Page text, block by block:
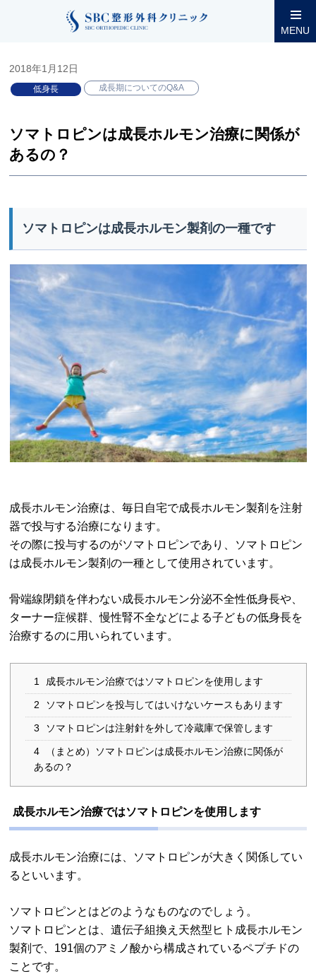
MENU
整形外科コラム 小児低身長 成長期についてのQ&A ソマ
2018年1月12日
低身長 成長期についてのQ&A
ソマトロピンは成長ホルモン治療に関係が
あるの？
ソマトロピンは成長ホルモン製剤の一種です
成長ホルモン治療は、毎日自宅で成長ホルモン製剤を注射
器で投与する治療になります。
その際に投与するのがソマトロピンであり、ソマトロピン
は成長ホルモン製剤の一種として使用されています。
骨端線閉鎖を伴わない成長ホルモン分泌不全性低身長や、
ターナー症候群、慢性腎不全などによる子どもの低身長を
治療するのに用いられています。
1 成長ホルモン治療ではソマトロピンを使用します
2 ソマトロピンを投与してはいけないケースもあります
3 ソマトロピンは注射針を外して冷蔵庫で保管します
4
（まとめ）ソマトロピンは成長ホルモン治療に関係が
あるの？
成長ホルモン治療ではソマトロピンを使用します
成長ホルモン治療には、ソマトロピンが大きく関係してい
るといいます。
ソマトロピンとはどのようなものなのでしょう。
ソマトロピンとは、遺伝子組換え天然型ヒト成長ホルモン
製剤で、191個のアミノ酸から構成されているペプチドの
ことです。